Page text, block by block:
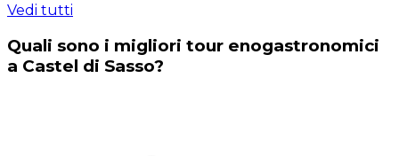
Vedi tutti
Quali sono i migliori tour enogastronomici
a Castel di Sasso?